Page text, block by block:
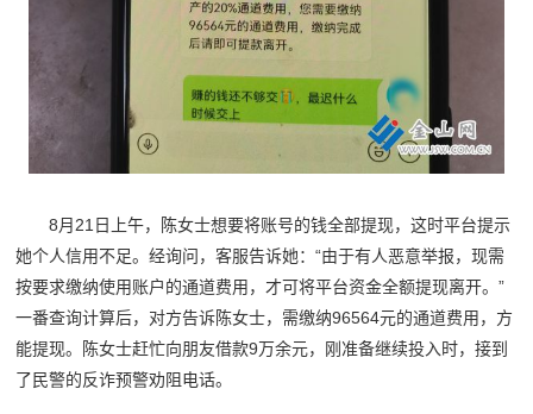
8月21日上午，陈女士想要将账号的钱全部提现，这时平台提示
她个人信用不足。经询问，客服告诉她：“由于有人恶意举报，现需
按要求缴纳使用账户的通道费用，才可将平台资金全额提现离开。”
一番查询计算后，对方告诉陈女士，需缴纳96564元的通道费用，方
能提现。陈女士赶忙向朋友借款9万余元，刚准备继续投入时，接到
了民警的反诈预警劝阻电话。